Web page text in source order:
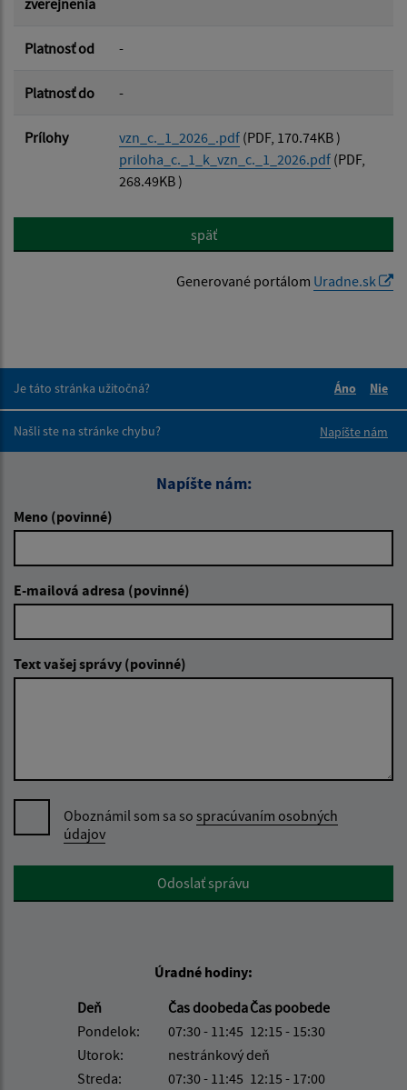
zverejnenia
Platnosť od -
Platnosť do -
Prílohy vzn_c._1_2026_.pdf (PDF, 170.74KB )
priloha_c._1_k_vzn_c._1_2026.pdf (PDF,
268.49KB )
späť
Generované portálom Uradne.sk
Je táto stránka užitočná?
Áno
Nie
Našli ste na stránke chybu?
Napíšte nám
Napíšte nám:
Meno (povinné)
E-mailová adresa (povinné)
Text vašej správy (povinné)
Oboznámil som sa so spracúvaním osobných
údajov
Google reCaptcha ResponseOdoslať správu
Úradné hodiny:
Deň
Čas doobedaČas poobede
Pondelok:
07:30 - 11:45 12:15 - 15:30
Utorok:
nestránkový deň
Streda:
07:30 - 11:45 12:15 - 17:00